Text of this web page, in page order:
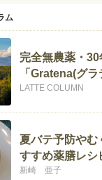
ム
完全無農薬・
「Gratena(グ
LATTE COLUMN
夏バテ予防やむ
すすめ薬膳レシ
新崎 亜子